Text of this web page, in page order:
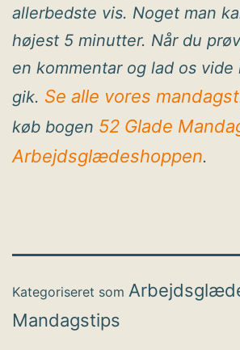
allerbedste vis. Noget man
højest 5 minutter. Når du
en kommentar og lad os
gik. Se alle vores
køb bogen 52 Glade
Arbejdsglædeshoppen.
Kategoriseret som
Mandagstips